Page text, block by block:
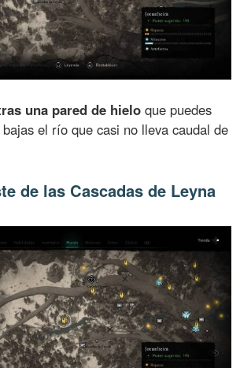
una pared de hielo que puedes
el río que casi no lleva caudal de
de las Cascadas de Leyna